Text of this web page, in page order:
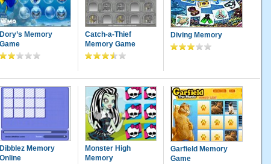
Dory’s Memory
Game
Catch-a-Thief
Memory Game
Diving Memory
Dibblez Memory
Online
Monster High
Memory
Garfield Memory
Game